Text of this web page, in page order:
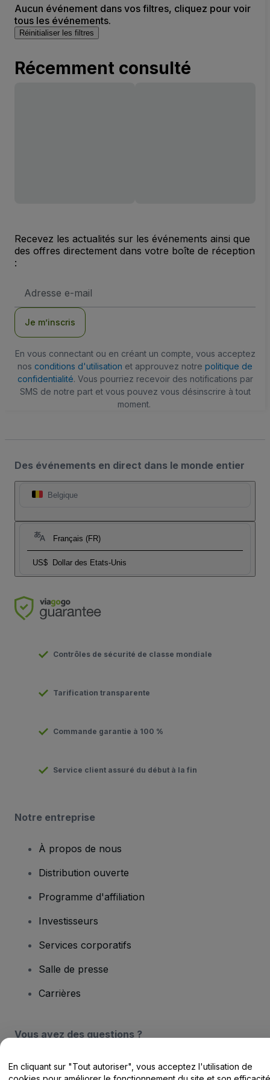
Aucun événement dans vos filtres, cliquez pour voir
tous les événements.
Réinitialiser les filtres
Récemment consulté
Recevez les actualités sur les événements ainsi que
des offres directement dans votre boîte de réception
:
e-
Je m’inscris
En vous connectant ou en créant un compte, vous acceptez
nos conditions d'utilisation et approuvez notre politique de
confidentialité. Vous pourriez recevoir des notifications par
SMS de notre part et vous pouvez vous désinscrire à tout
moment.
Des événements en direct dans le monde entier
Belgique
Français (FR)
US$ Dollar des Etats-Unis
Contrôles de sécurité de classe mondiale
Tarification transparente
Commande garantie à 100 %
Service client assuré du début à la fin
Notre entreprise
À propos de nous
Distribution ouverte
Programme d'affiliation
Investisseurs
Services corporatifs
Salle de presse
Carrières
Vous avez des questions ?
Centre d'assistance / Nous contacter
En cliquant sur "Tout autoriser", vous acceptez l'utilisation de